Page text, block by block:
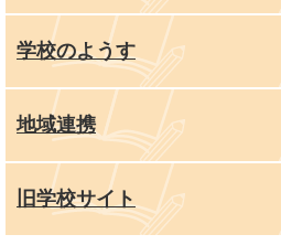
学校のようす
地域連携
旧学校サイト